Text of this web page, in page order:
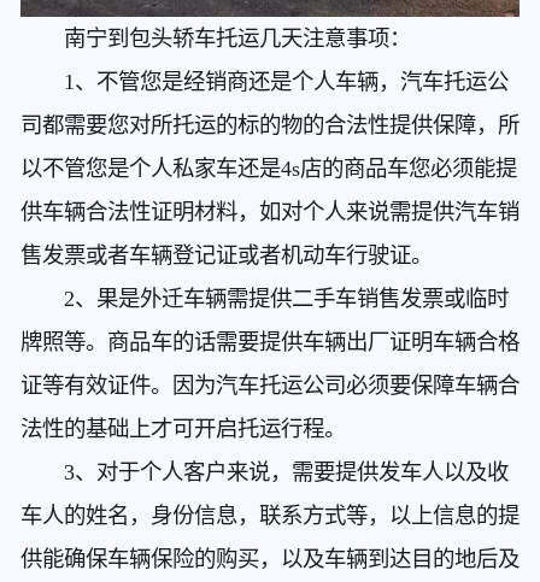
南宁到包头轿车托运几天注意事项：
1、不管您是经销商还是个人车辆，汽车托运公
司都需要您对所托运的标的物的合法性提供保障，所
以不管您是个人私家车还是4s店的商品车您必须能提
供车辆合法性证明材料，如对个人来说需提供汽车销
售发票或者车辆登记证或者机动车行驶证。
2、果是外迁车辆需提供二手车销售发票或临时
牌照等。商品车的话需要提供车辆出厂证明车辆合格
证等有效证件。因为汽车托运公司必须要保障车辆合
法性的基础上才可开启托运行程。
3、对于个人客户来说，需要提供发车人以及收
车人的姓名，身份信息，联系方式等，以上信息的提
供能确保车辆保险的购买，以及车辆到达目的地后及